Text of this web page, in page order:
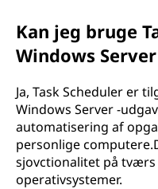
Kan jeg bruge
Windows
Ja, Task Scheduler er
Windows Server -
automatisering af
personlige
sjovctionalitet på
operativsystemer.